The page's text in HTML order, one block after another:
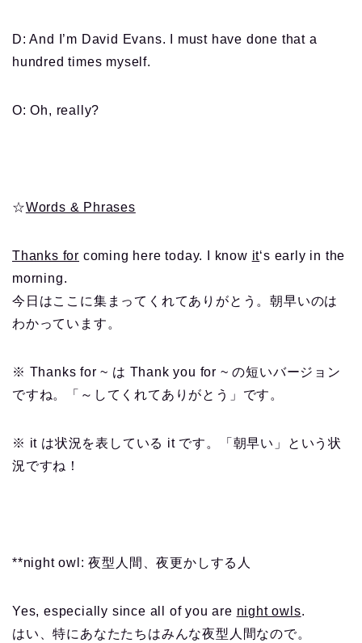
D: And I’m David Evans. I must have done that a
hundred times myself.
O: Oh, really?
☆Words & Phrases
Thanks for coming here today. I know it‘s early in the
morning.
今日はここに集まってくれてありがとう。朝早いのは
わかっています。
※ Thanks for ~ は Thank you for ~ の短いバージョン
ですね。「～してくれてありがとう」です。
※ it は状況を表している it です。「朝早い」という状
況ですね！
**night owl: 夜型人間、夜更かしする人
Yes, especially since all of you are night owls.
はい、特にあなたたちはみんな夜型人間なので。